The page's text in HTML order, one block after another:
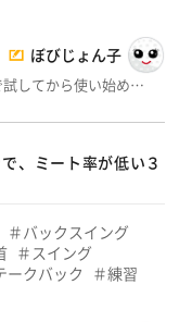
ぼびじょん子
試してから使い始め…
、ミート率が低い３
バックスイング
スイング
ークバック
練習